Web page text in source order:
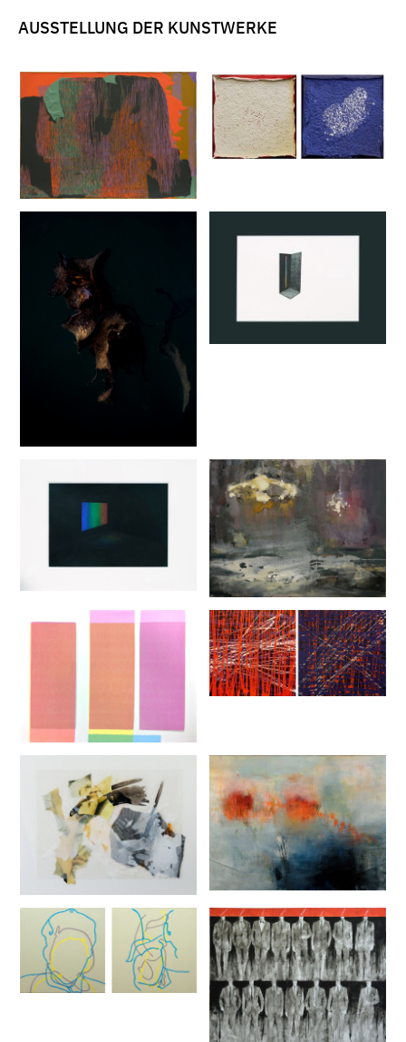
AUSSTELLUNG DER KUNSTWERKE